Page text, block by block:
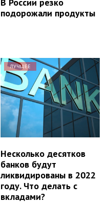
подорожали продукты
ЛУЧШЕЕ
Несколько десятков
банков будут
ликвидированы в 2022
году. Что делать с
вкладами?